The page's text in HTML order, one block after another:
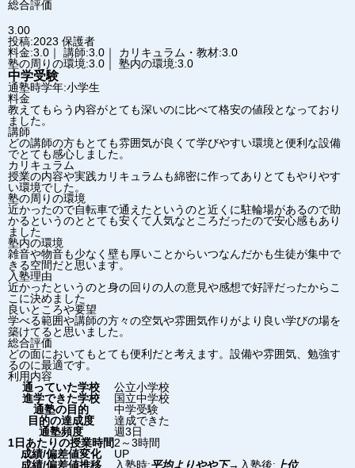
総合評価
3.00
投稿:2023 保護者
料金:3.0｜ 講師:3.0｜ カリキュラム・教材:3.0
塾の周りの環境:3.0｜ 塾内の環境:3.0
中学受験
通塾時学年:小学生
料金
教えてもらう内容がとても深いのに比べて格安の値段となっており
ました。
講師
どの講師の方もとても雰囲気が良くて学びやすい環境と便利な設備
でとても感心しました。
カリキュラム
授業の内容や実践カリキュラムも綿密に作ってありとてもやりやす
い環境でした。
塾の周りの環境
近かったので自転車で通えたというのと近くに駐輪場があるので助
かるというのととても安くて人気なところだったので安心感もあり
ました
塾内の環境
雑音や物音も少なく壁も厚いことからいつなんだかも生徒が集中で
きる空間だと思います。
入塾理由
近かったというのと身の回りの人の意見や感想で好評だったからこ
こに決めました
良いところや要望
学べる範囲や講師の方々の空気や雰囲気作りがより良い学びの場を
築けてると思いました。
総合評価
どの面においてもとても便利だと考えます。設備や雰囲気、勉強す
るのに最適です。
利用内容
通っていた学校
公立小学校
進学できた学校
国立中学校
通塾の目的
中学受験
目的の達成度
達成できた
通塾頻度
週3日
1日あたりの授業時間2～3時間
成績/偏差値変化
UP
成績/偏差値推移
入塾時:平均よりやや下→ 入塾後: 上位